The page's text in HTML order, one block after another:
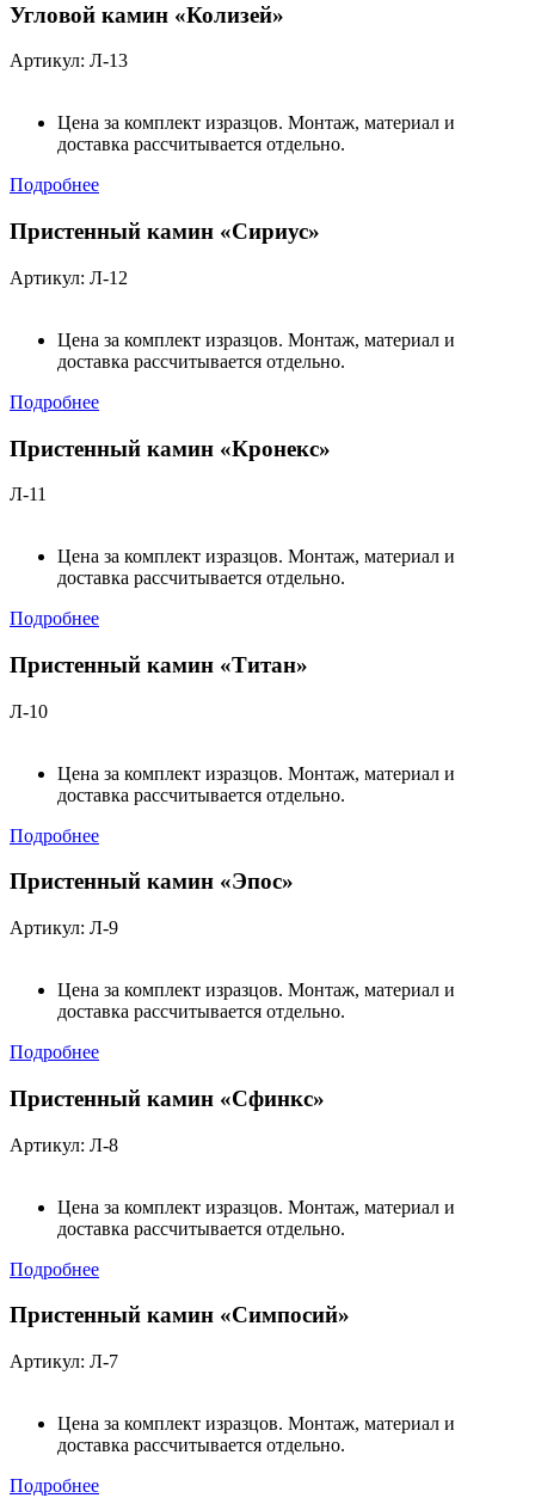
Угловой камин «Колизей»
Артикул: Л-13
Цена за комплект изразцов. Монтаж, материал и
доставка рассчитывается отдельно.
Подробнее
Пристенный камин «Сириус»
Артикул: Л-12
Цена за комплект изразцов. Монтаж, материал и
доставка рассчитывается отдельно.
Подробнее
Пристенный камин «Кронекс»
Л-11
Цена за комплект изразцов. Монтаж, материал и
доставка рассчитывается отдельно.
Подробнее
Пристенный камин «Титан»
Л-10
Цена за комплект изразцов. Монтаж, материал и
доставка рассчитывается отдельно.
Подробнее
Пристенный камин «Эпос»
Артикул: Л-9
Цена за комплект изразцов. Монтаж, материал и
доставка рассчитывается отдельно.
Подробнее
Пристенный камин «Сфинкс»
Артикул: Л-8
Цена за комплект изразцов. Монтаж, материал и
доставка рассчитывается отдельно.
Подробнее
Пристенный камин «Симпосий»
Артикул: Л-7
Цена за комплект изразцов. Монтаж, материал и
доставка рассчитывается отдельно.
Подробнее